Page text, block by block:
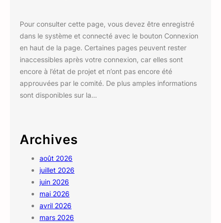
Pour consulter cette page, vous devez être enregistré
dans le système et connecté avec le bouton Connexion
en haut de la page. Certaines pages peuvent rester
inaccessibles après votre connexion, car elles sont
encore à l’état de projet et n’ont pas encore été
approuvées par le comité. De plus amples informations
sont disponibles sur la…
Archives
août 2026
juillet 2026
juin 2026
mai 2026
avril 2026
mars 2026